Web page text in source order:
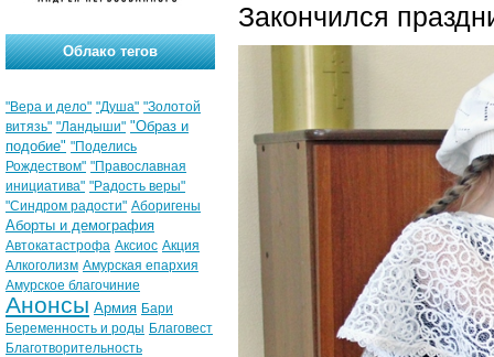
Закончился
Облако тегов
"Вера и дело" "Душа" "Золотой
витязь" "Ландыши" "Образ и
подобие" "Поделись
Рождеством" "Православная
инициатива" "Радость веры"
"Синдром радости" Аборигены
Аборты и демография
Автокатастрофа Аксиос Акция
Алкоголизм Амурская епархия
Амурское благочиние
Анонсы Армия Бари
Беременность и роды Благовест
Благотворительность